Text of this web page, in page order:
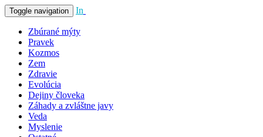
Toggle navigation In
Zbúrané mýty
Pravek
Kozmos
Zem
Zdravie
Evolúcia
Dejiny človeka
Záhady a zvláštne javy
Veda
Myslenie